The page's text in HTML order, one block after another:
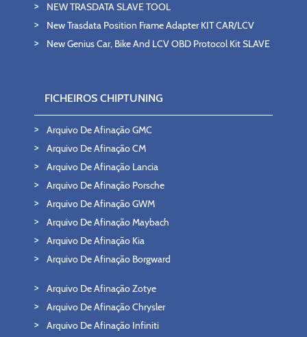
NEW TRASDATA SLAVE TOOL
New Trasdata Position Frame Adapter KIT CAR/LCV
New Genius Car, Bike And LCV OBD Protocol Kit SLAVE
FICHEIROS CHIPTUNING
Arquivo De Afinação GMC
Arquivo De Afinação CM
Arquivo De Afinação Lancia
Arquivo De Afinação Porsche
Arquivo De Afinação GWM
Arquivo De Afinação Maybach
Arquivo De Afinação Kia
Arquivo De Afinação Borgward
Arquivo De Afinação Zotye
Arquivo De Afinação Chrysler
Arquivo De Afinação Infiniti